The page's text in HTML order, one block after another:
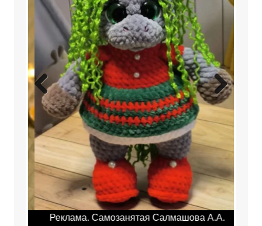
Реклама. Самозанятая Салмашова А.А.
Previ
ous
Next